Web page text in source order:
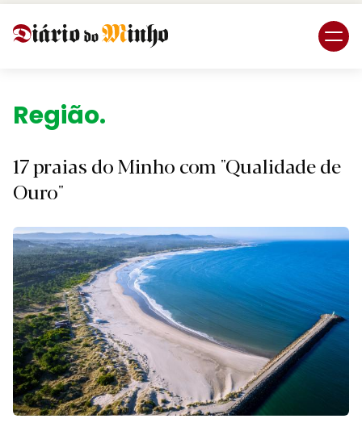
Região.
17 praias do Minho com "Qualidade de
Ouro"